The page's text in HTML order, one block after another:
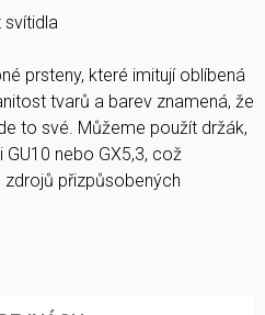
svítidla
prsteny, které imitují oblíbená
tvarů a barev znamená, že
to své. Můžeme použít držák,
nebo GX5,3, což
přizpůsobených